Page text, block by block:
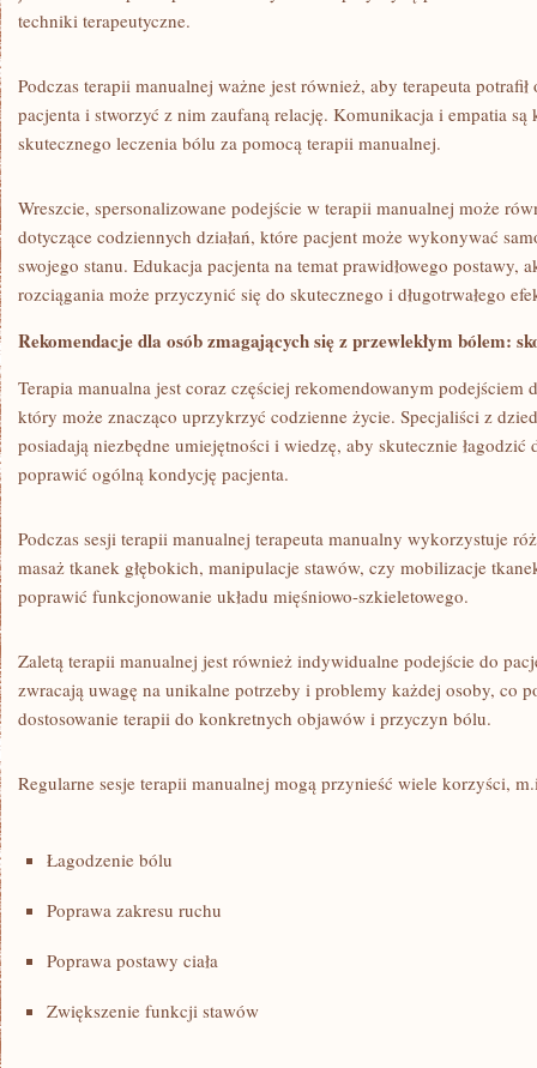
techniki ​terapeutyczne.
Podczas terapii manualnej ważne jest również, aby terapeuta
pacjenta‍ i⁤ stworzyć z nim‍ zaufaną relację. Komunikacja i empatia
skutecznego leczenia bólu za pomocą ⁣terapii manualnej.
Wreszcie, spersonalizowane podejście w ​terapii manualnej ⁣może
dotyczące codziennych działań,‌ które pacjent może wykonywać
swojego ⁤stanu. Edukacja pacjenta na temat prawidłowego postawy,
rozciągania może przyczynić się do skutecznego i długotrwałego
Rekomendacje ‌dla osób zmagających się z przewlekłym bólem:
Terapia manualna jest coraz ​częściej rekomendowanym podejściem
który może znacząco uprzykrzyć codzienne życie. Specjaliści z
posiadają niezbędne umiejętności ⁤i wiedzę,⁣ aby‍ skutecznie
poprawić ogólną kondycję pacjenta.
Podczas sesji ⁤terapii manualnej terapeuta manualny wykorzystuje
masaż tkanek głębokich,⁤ manipulacje stawów, czy mobilizacje⁤
poprawić funkcjonowanie układu mięśniowo-szkieletowego.
Zaletą‍ terapii manualnej jest również indywidualne‍ podejście do
zwracają ‌uwagę ⁢na unikalne potrzeby⁤ i problemy każdej osoby, co
dostosowanie⁢ terapii⁤ do‌ konkretnych ‌objawów i przyczyn bólu.
Regularne sesje terapii manualnej mogą przynieść wiele ‍korzyści,
Łagodzenie ‌bólu
Poprawa zakresu ruchu
Poprawa postawy ciała
Zwiększenie funkcji stawów